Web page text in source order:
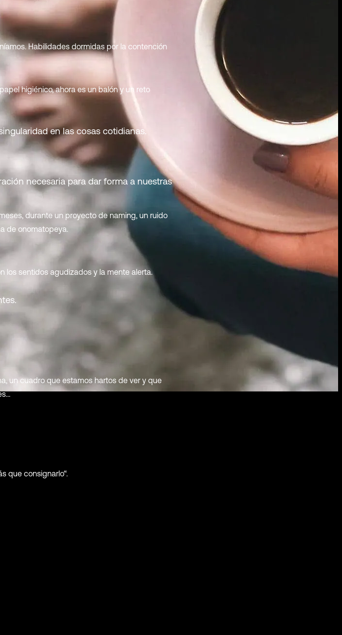
Habilidades dormidas por la contención
higiénico, ahora es un balón y un reto
en las cosas cotidianas.
necesaria para dar forma a nuestras
durante un proyecto de naming, un ruido
de onomatopeya.
los sentidos agudizados y la mente alerta.
un cuadro que estamos hartos de ver y que
que consignarlo“.